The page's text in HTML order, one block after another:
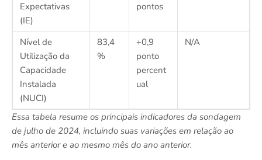
Expectativas
(IE)
pontos
Nível de
Utilização da
Capacidade
Instalada
(NUCI)
83,4
%
+0,9
ponto
percent
ual
N/A
Essa tabela resume os principais indicadores da sondagem
de julho de 2024, incluindo suas variações em relação ao
mês anterior e ao mesmo mês do ano anterior.